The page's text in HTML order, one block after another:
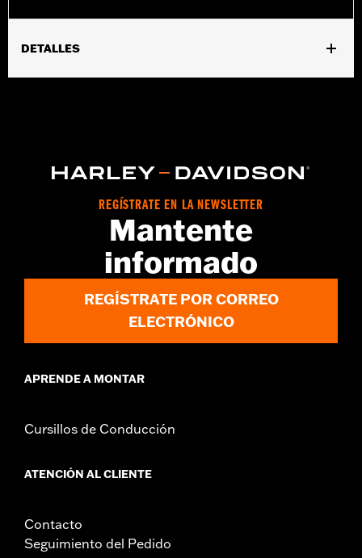
DETALLES
rozaduras y arañazos
Se vende por unidades:
Contenido del embalaje:2 piezas de material (1 por lado)
,,,,,,,,,,,,,,,,,,,,,,,,,,,,,,,,,,,,,,,,,,,,,,,,,,,,,,,,,,,,,,,,,,,
REGÍSTRATE EN LA NEWSLETTER
Mantente
informado
REGÍSTRATE POR CORREO
ELECTRÓNICO
APRENDE A MONTAR
Cursillos de Conducción
ATENCIÓN AL CLIENTE
Contacto
Seguimiento del Pedido